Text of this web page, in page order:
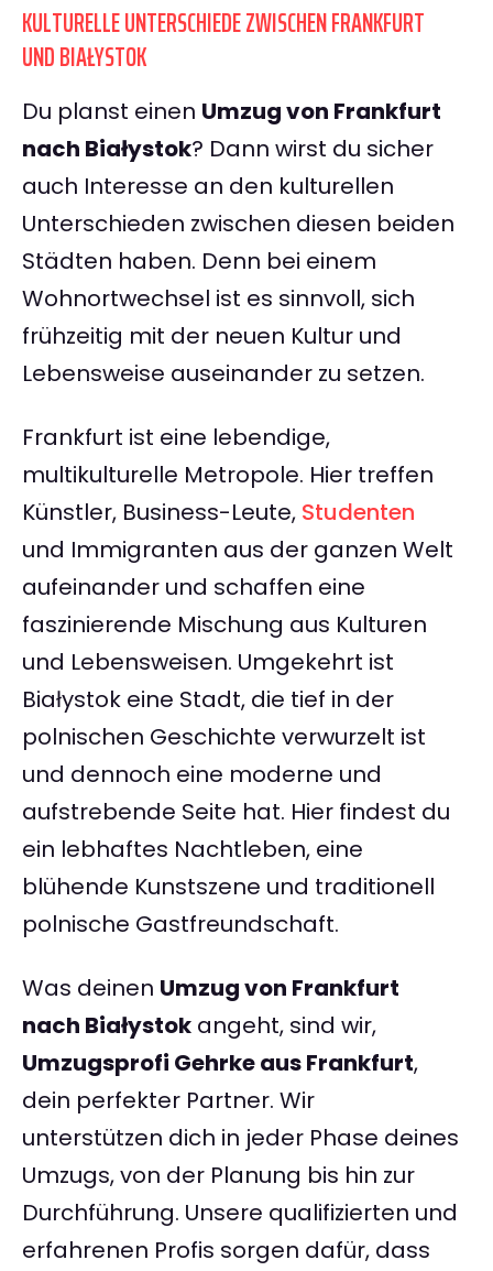
KULTURELLE UNTERSCHIEDE ZWISCHEN FRANKFURT
UND BIAŁYSTOK
Du planst einen Umzug von Frankfurt
nach Białystok? Dann wirst du sicher
auch Interesse an den kulturellen
Unterschieden zwischen diesen beiden
Städten haben. Denn bei einem
Wohnortwechsel ist es sinnvoll, sich
frühzeitig mit der neuen Kultur und
Lebensweise auseinander zu setzen.
Frankfurt ist eine lebendige,
multikulturelle Metropole. Hier treffen
Künstler, Business-Leute, Studenten
und Immigranten aus der ganzen Welt
aufeinander und schaffen eine
faszinierende Mischung aus Kulturen
und Lebensweisen. Umgekehrt ist
Białystok eine Stadt, die tief in der
polnischen Geschichte verwurzelt ist
und dennoch eine moderne und
aufstrebende Seite hat. Hier findest du
ein lebhaftes Nachtleben, eine
blühende Kunstszene und traditionell
polnische Gastfreundschaft.
Was deinen Umzug von Frankfurt
nach Białystok angeht, sind wir,
Umzugsprofi Gehrke aus Frankfurt,
dein perfekter Partner. Wir
unterstützen dich in jeder Phase deines
Umzugs, von der Planung bis hin zur
Durchführung. Unsere qualifizierten und
erfahrenen Profis sorgen dafür, dass